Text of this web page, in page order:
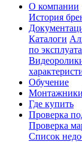
О компании
История
Каталоги
по
Обучение
Где купить
Проверка
Проверка
Cписок